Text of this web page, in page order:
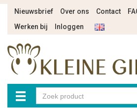
Nieuwsbrief Over ons Contact
Werken bij
Inloggen